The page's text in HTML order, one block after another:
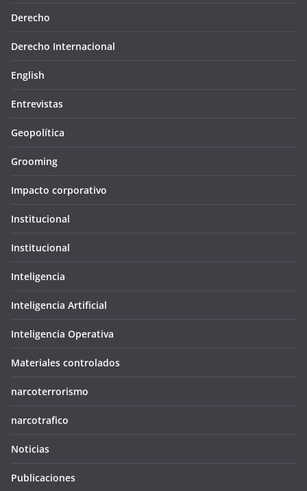
Derecho
Derecho Internacional
English
Entrevistas
Geopolítica
Grooming
Impacto corporativo
Institucional
Institucional
Inteligencia
Inteligencia Artificial
Inteligencia Operativa
Materiales controlados
narcoterrorismo
narcotrafico
Noticias
Publicaciones